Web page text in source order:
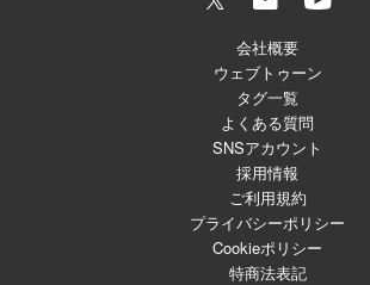
会社概要
ウェブトゥーン
タグ一覧
よくある質問
SNSアカウント
採用情報
ご利用規約
プライバシーポリシー
Cookieポリシー
特商法表記